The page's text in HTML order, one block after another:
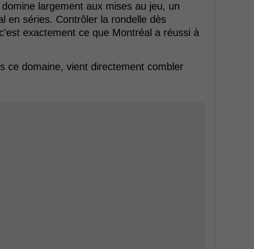
largement aux mises au jeu, un
en séries. Contrôler la rondelle dès
exactement ce que Montréal a réussi à
ce domaine, vient directement combler